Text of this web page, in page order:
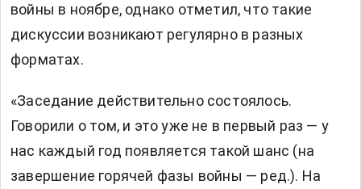
войны в ноябре, однако отметил, что такие
дискуссии возникают регулярно в разных
форматах.
«Заседание действительно состоялось.
Говорили о том, и это уже не в первый раз — у
нас каждый год появляется такой шанс (на
завершение горячей фазы войны — ред.). На